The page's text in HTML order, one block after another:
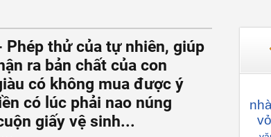
Phép thử của tự nhiên, giúp
ra bản chất của con
có không mua được ý
có lúc phải nao núng
giấy vệ sinh...